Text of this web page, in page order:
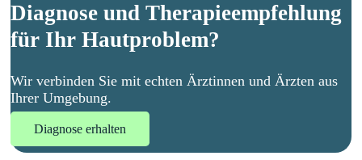
Diagnose und Therapieempfehlung
für Ihr Hautproblem?
Wir verbinden Sie mit echten Ärztinnen und Ärzten aus
Ihrer Umgebung.
Diagnose erhalten